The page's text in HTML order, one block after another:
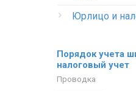
Юрлицо и
Порядок учета
налоговый учет
Проводка